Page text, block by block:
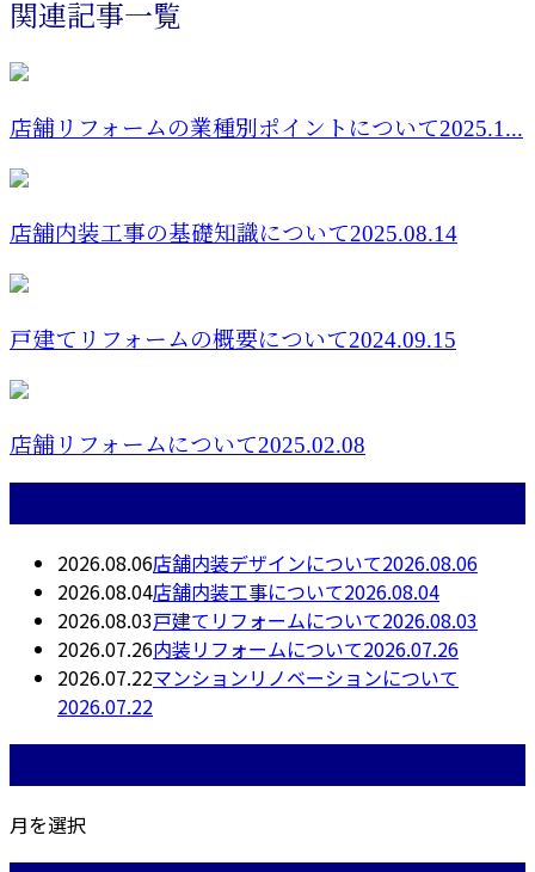
関連記事一覧
店舗リフォームの業種別ポイントについて2025.1...
店舗内装工事の基礎知識について2025.08.14
戸建てリフォームの概要について2024.09.15
店舗リフォームについて2025.02.08
2026.08.06店舗内装デザインについて2026.08.06
2026.08.04店舗内装工事について2026.08.04
2026.08.03戸建てリフォームについて2026.08.03
2026.07.26内装リフォームについて2026.07.26
2026.07.22マンションリノベーションについて
2026.07.22
月を選択